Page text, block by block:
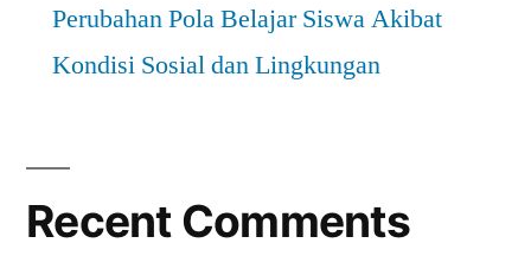
Perubahan Pola Belajar Siswa Akibat
Kondisi Sosial dan Lingkungan
Recent Comments